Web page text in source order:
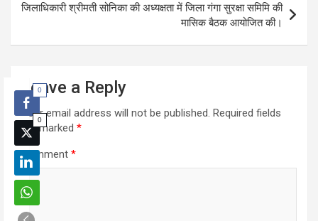
जिलाधिकारी श्रीमती सोनिका की अध्यक्षता में जिला गंगा सुरक्षा समिमि की
मासिक बैठक आयोजित की।
Leave a Reply
Your email address will not be published. Required fields
are marked *
Comment *
0
0